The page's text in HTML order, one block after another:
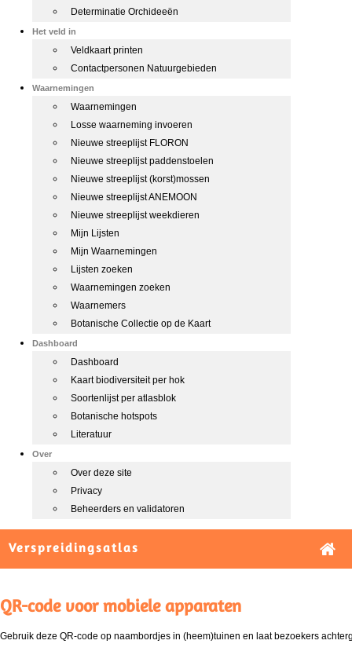
Determinatie Orchideeën
Het veld in
Veldkaart printen
Contactpersonen Natuurgebieden
Waarnemingen
Waarnemingen
Losse waarneming invoeren
Nieuwe streeplijst FLORON
Nieuwe streeplijst paddenstoelen
Nieuwe streeplijst (korst)mossen
Nieuwe streeplijst ANEMOON
Nieuwe streeplijst weekdieren
Mijn Lijsten
Mijn Waarnemingen
Lijsten zoeken
Waarnemingen zoeken
Waarnemers
Botanische Collectie op de Kaart
Dashboard
Dashboard
Kaart biodiversiteit per hok
Soortenlijst per atlasblok
Botanische hotspots
Literatuur
Over
Over deze site
Privacy
Beheerders en validatoren
Verspreidingsatlas
QR-code voor mobiele apparaten
Gebruik deze QR-code op naambordjes in (heem)tuinen en laat bezoekers